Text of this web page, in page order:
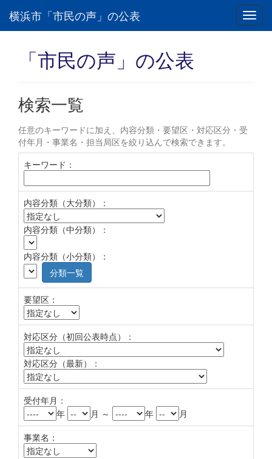
横浜市「市民の声」の公表
「市民の声」の公表
検索一覧
任意のキーワードに加え、内容分類・要望区・対応区分・受
付年月・事業名・担当局区を絞り込んで検索できます。
キーワード：
内容分類（大分類）：
内容分類（中分類）：
内容分類（小分類）：
分類一覧
要望区：
対応区分（初回公表時点）：
対応区分（最新）：
受付年月：
年
月 ～ 年
月
事業名：